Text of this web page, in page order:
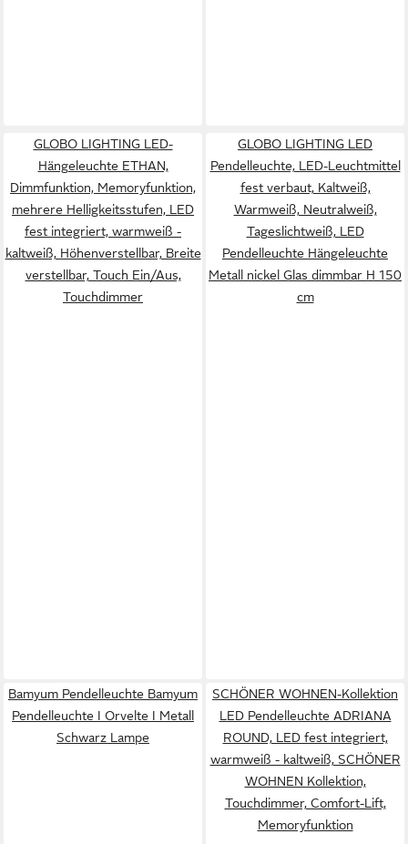
GLOBO LIGHTING LED-
Hängeleuchte ETHAN,
Dimmfunktion, Memoryfunktion,
mehrere Helligkeitsstufen, LED
fest integriert, warmweiß -
kaltweiß, Höhenverstellbar, Breite
verstellbar, Touch Ein/Aus,
Touchdimmer
GLOBO LIGHTING LED
Pendelleuchte, LED-Leuchtmittel
fest verbaut, Kaltweiß,
Warmweiß, Neutralweiß,
Tageslichtweiß, LED
Pendelleuchte Hängeleuchte
Metall nickel Glas dimmbar H 150
cm
Bamyum Pendelleuchte Bamyum
Pendelleuchte I Orvelte I Metall
Schwarz Lampe
SCHÖNER WOHNEN-Kollektion
LED Pendelleuchte ADRIANA
ROUND, LED fest integriert,
warmweiß - kaltweiß, SCHÖNER
WOHNEN Kollektion,
Touchdimmer, Comfort-Lift,
Memoryfunktion